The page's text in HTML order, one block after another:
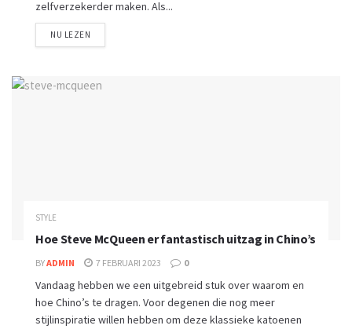
zelfverzekerder maken. Als...
NU LEZEN
STYLE
Hoe Steve McQueen er fantastisch uitzag in Chino’s
BYADMIN 7 FEBRUARI 2023 0
Vandaag hebben we een uitgebreid stuk over waarom en
hoe Chino’s te dragen. Voor degenen die nog meer
stijlinspiratie willen hebben om deze klassieke katoenen